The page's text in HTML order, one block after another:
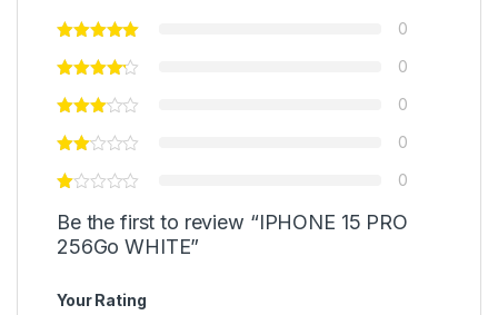
0
0
0
0
0
Be the first to review “IPHONE 15 PRO
256Go WHITE”
Your Rating